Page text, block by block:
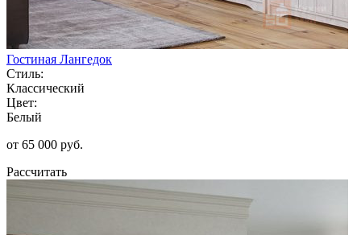
Гостиная Лангедок
Стиль:
Классический
Цвет:
Белый
от 65 000 руб.
Рассчитать